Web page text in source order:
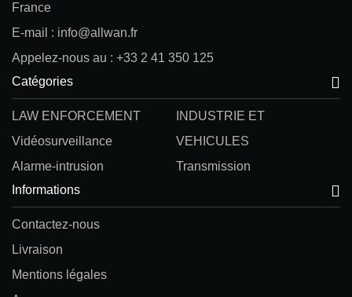
France
E-mail : info@allwan.fr
Appelez-nous au : +33 2 41 350 125
Catégories
INDUSTRIE ET
VEHICULES
LAW ENFORCEMENT
Vidéosurveillance
Transmission
Alarme-intrusion
Informations
Contactez-nous
Livraison
Mentions légales